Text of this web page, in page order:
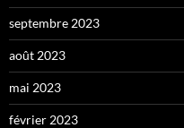
septembre 2023
août 2023
mai 2023
février 2023